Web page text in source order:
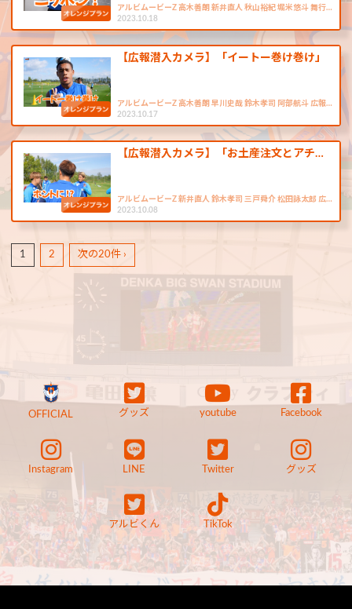
アルビムービーZ 高木善朗 新井直人 秋山裕紀 堀米悠斗 舞行…
2023.10.18
【広報潜入カメラ】「イートー巻け巻け」
アルビムービーZ 高木善朗 早川史哉 鈴木孝司 阿部航斗 広報…
2023.10.17
【広報潜入カメラ】「お土産注文とアチ…
アルビムービーZ 新井直人 鈴木孝司 三戸舜介 松田詠太郎 広…
2023.10.08
1 2 次の20件 ›
OFFICIAL グッズ youtube Facebook
Instagram LINE Twitter グッズ
アルビくん TikTok